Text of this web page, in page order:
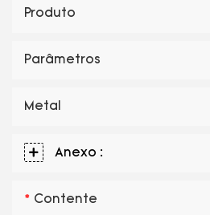
Produto
Parâmetros
Metal
Anexo :
Contente